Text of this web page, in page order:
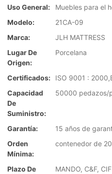
Uso General:
Muebles para el
Modelo:
21CA-09
Marca:
JLH MATTRESS
Lugar De
Origen:
Porcelana
Certificados:
ISO 9001 :
Capacidad
De
Suministro:
50000 pedazos/
Garantía:
15 años de
Orden
Mínima:
contenedor de
Plazo De
MANDO, C&F,